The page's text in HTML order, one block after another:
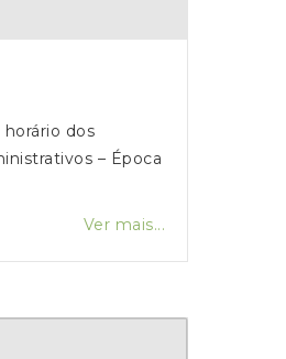
dos
– Época
Ver mais...